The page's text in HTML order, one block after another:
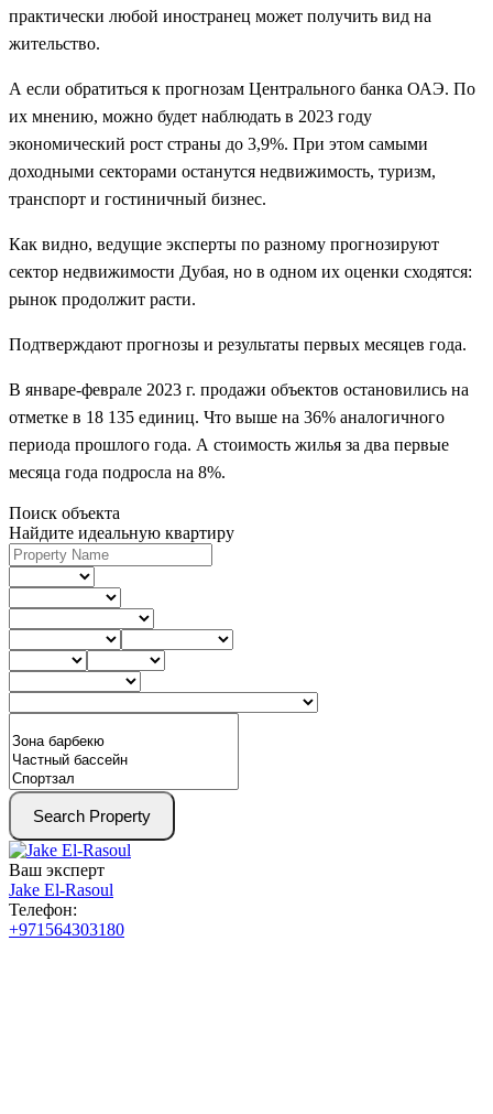
практически любой иностранец может получить вид на
жительство.
А если обратиться к прогнозам Центрального банка ОАЭ. По
их мнению, можно будет наблюдать в 2023 году
экономический рост страны до 3,9%. При этом самыми
доходными секторами останутся недвижимость, туризм,
транспорт и гостиничный бизнес.
Как видно, ведущие эксперты по разному прогнозируют
сектор недвижимости Дубая, но в одном их оценки сходятся:
рынок продолжит расти.
Подтверждают прогнозы и результаты первых месяцев года.
В январе-феврале 2023 г. продажи объектов остановились на
отметке в 18 135 единиц. Что выше на 36% аналогичного
периода прошлого года. А стоимость жилья за два первые
месяца года подросла на 8%.
Поиск объекта
Найдите идеальную квартиру
Search Property
Ваш эксперт
Jake El-Rasoul
Телефон:
+971564303180